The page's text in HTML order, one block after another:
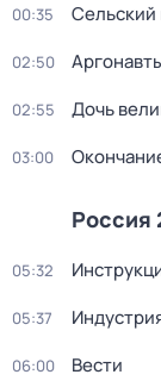
00:35 Сельский
02:50
02:55 Дочь
03:00
Россия
05:32
05:37
06:00 Вести